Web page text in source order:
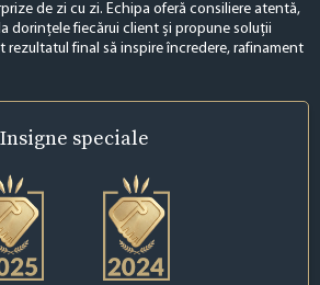
de zi cu zi. Echipa oferă consiliere atentă,
dorințele fiecărui client și propune soluții
rezultatul final să inspire încredere, rafinament
Insigne speciale